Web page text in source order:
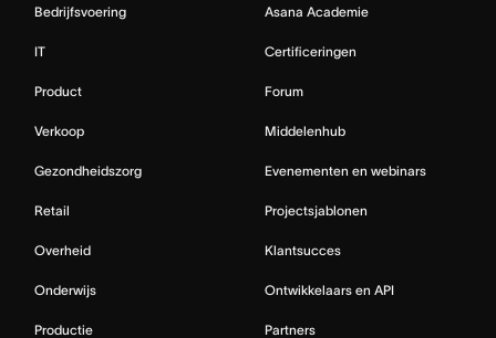
Bedrijfsvoering
IT
Product
Verkoop
Gezondheidszorg
Retail
Overheid
Onderwijs
Productie
Asana Academie
Certificeringen
Forum
Middelenhub
Evenementen en webinars
Projectsjablonen
Klantsucces
Ontwikkelaars en API
Partners